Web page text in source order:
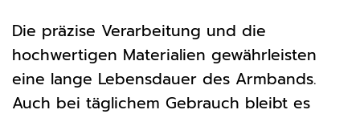
Die präzise Verarbeitung und die
hochwertigen Materialien gewährleisten
eine lange Lebensdauer des Armbands.
Auch bei täglichem Gebrauch bleibt es